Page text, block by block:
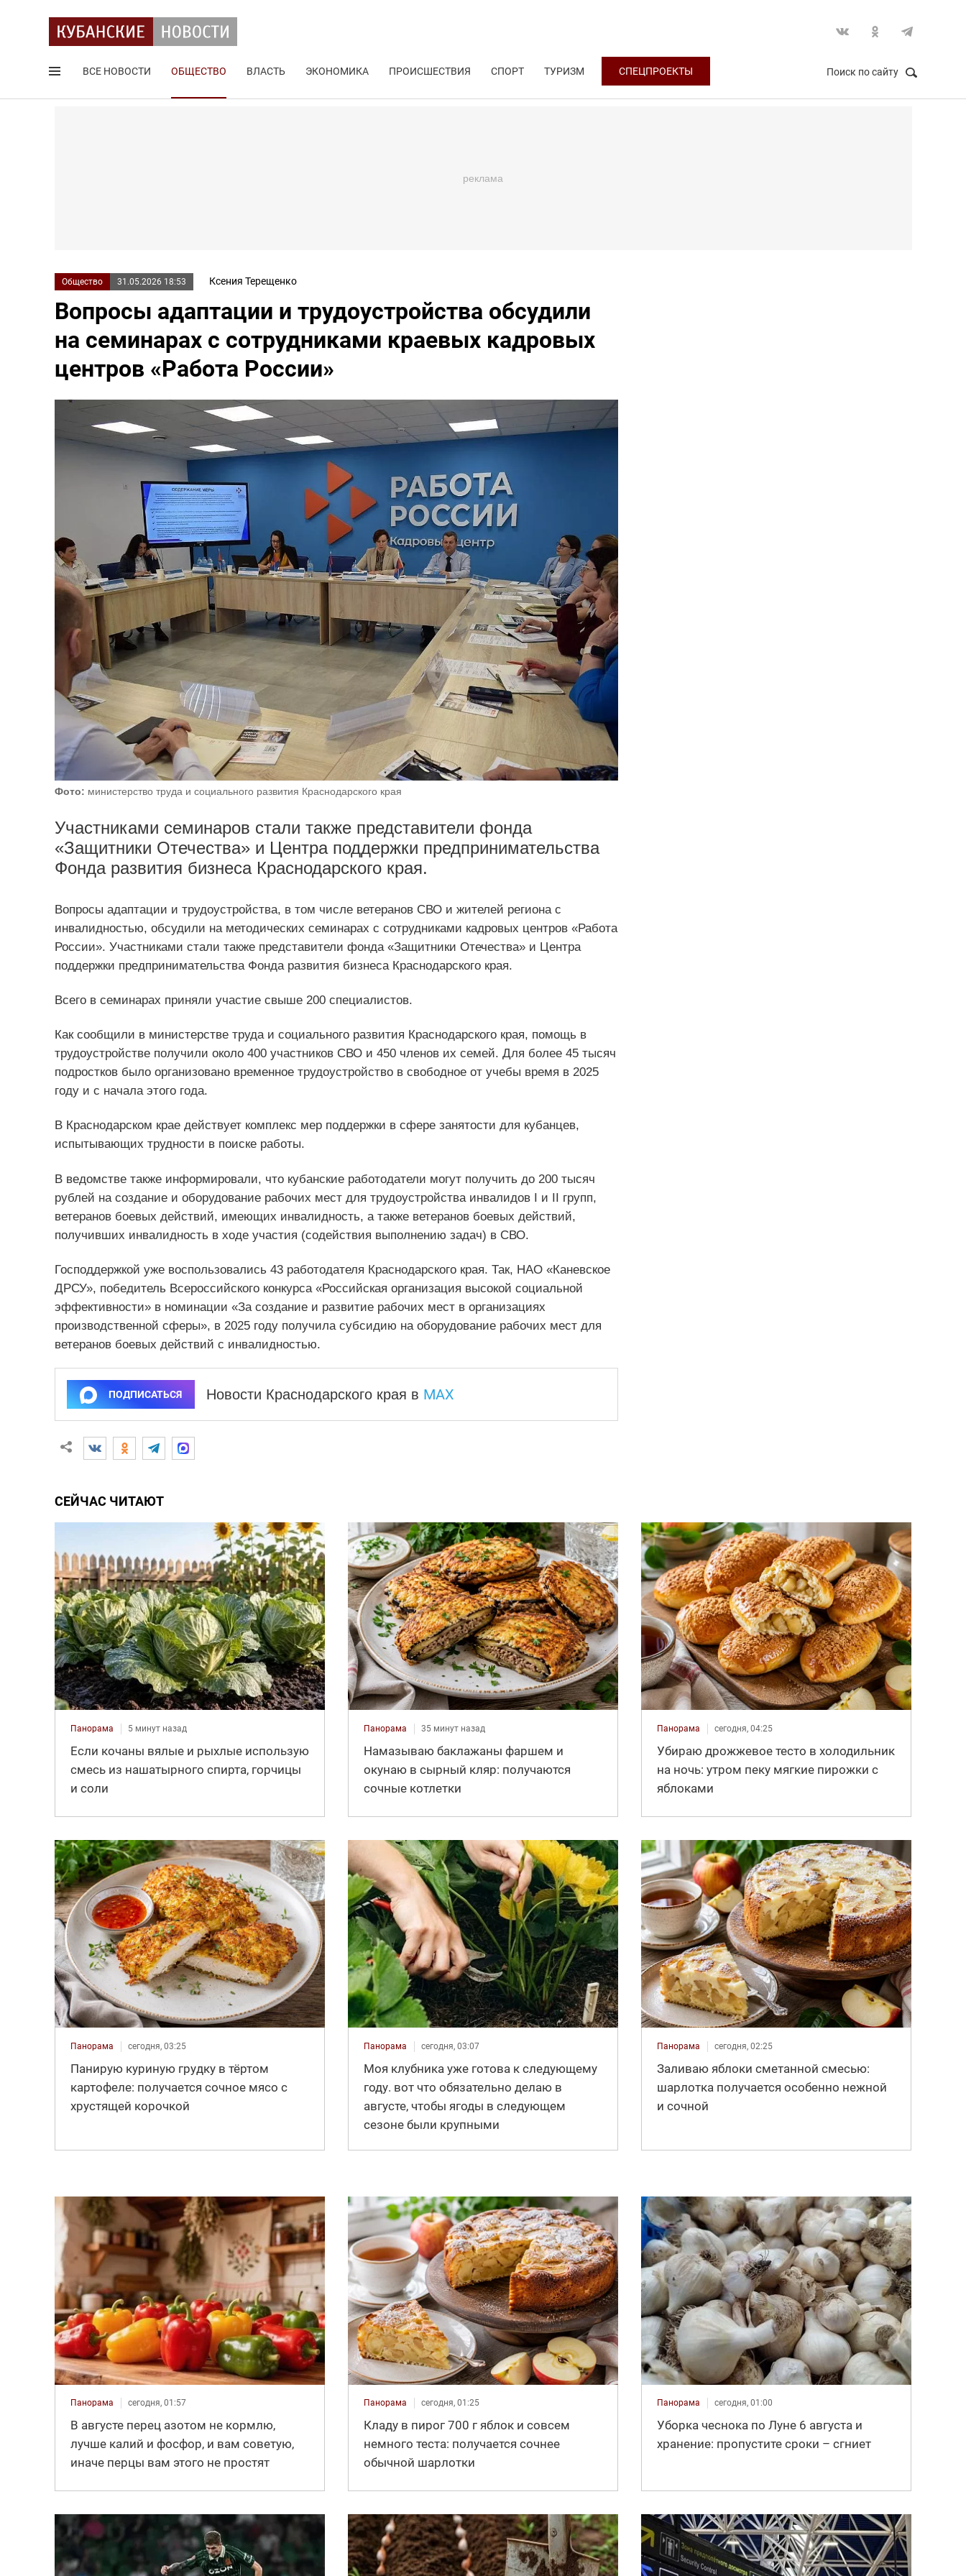
ВСЕ НОВОСТИ ОБЩЕСТВО ВЛАСТЬ ЭКОНОМИКА ПРОИСШЕСТВИЯ СПОРТ ТУРИЗМ СПЕЦПРОЕКТЫ Поиск по сайту
Общество 31.05.2026 18:53 Ксения Терещенко
Вопросы адаптации и трудоустройства обсудили
на семинарах с сотрудниками краевых кадровых
центров «Работа России»
Фото: министерство труда и социального развития Краснодарского края
Участниками семинаров стали также представители фонда
«Защитники Отечества» и Центра поддержки предпринимательства
Фонда развития бизнеса Краснодарского края.
Вопросы адаптации и трудоустройства, в том числе ветеранов СВО и жителей региона с
инвалидностью, обсудили на методических семинарах с сотрудниками кадровых центров «Работа
России». Участниками стали также представители фонда «Защитники Отечества» и Центра
поддержки предпринимательства Фонда развития бизнеса Краснодарского края.
Всего в семинарах приняли участие свыше 200 специалистов.
Как сообщили в министерстве труда и социального развития Краснодарского края, помощь в
трудоустройстве получили около 400 участников СВО и 450 членов их семей. Для более 45 тысяч
подростков было организовано временное трудоустройство в свободное от учебы время в 2025
году и с начала этого года.
В Краснодарском крае действует комплекс мер поддержки в сфере занятости для кубанцев,
испытывающих трудности в поиске работы.
В ведомстве также информировали, что кубанские работодатели могут получить до 200 тысяч
рублей на создание и оборудование рабочих мест для трудоустройства инвалидов I и II групп,
ветеранов боевых действий, имеющих инвалидность, а также ветеранов боевых действий,
получивших инвалидность в ходе участия (содействия выполнению задач) в СВО.
Господдержкой уже воспользовались 43 работодателя Краснодарского края. Так, НАО «Каневское
ДРСУ», победитель Всероссийского конкурса «Российская организация высокой социальной
эффективности» в номинации «За создание и развитие рабочих мест в организациях
производственной сферы», в 2025 году получила субсидию на оборудование рабочих мест для
ветеранов боевых действий с инвалидностью.
ПОДПИСАТЬСЯ Новости Краснодарского края в MAX
СЕЙЧАС ЧИТАЮТ
Панорама 5 минут назад
Если кочаны вялые и рыхлые использую
смесь из нашатырного спирта, горчицы
и соли
Панорама 35 минут назад
Намазываю баклажаны фаршем и
окунаю в сырный кляр: получаются
сочные котлетки
Панорама сегодня, 04:25
Убираю дрожжевое тесто в холодильник
на ночь: утром пеку мягкие пирожки с
яблоками
Панорама сегодня, 03:25
Панирую куриную грудку в тёртом
картофеле: получается сочное мясо с
хрустящей корочкой
Панорама сегодня, 03:07
Моя клубника уже готова к следующему
году. вот что обязательно делаю в
августе, чтобы ягоды в следующем
сезоне были крупными
Панорама сегодня, 02:25
Заливаю яблоки сметанной смесью:
шарлотка получается особенно нежной
и сочной
Панорама сегодня, 01:57
В августе перец азотом не кормлю,
лучше калий и фосфор, и вам советую,
иначе перцы вам этого не простят
Панорама сегодня, 01:25
Кладу в пирог 700 г яблок и совсем
немного теста: получается сочнее
обычной шарлотки
Панорама сегодня, 01:00
Уборка чеснока по Луне 6 августа и
хранение: пропустите сроки – сгниет